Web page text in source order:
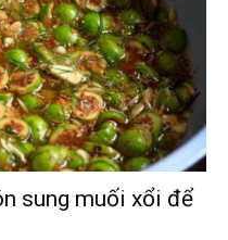
sung muối xổi để